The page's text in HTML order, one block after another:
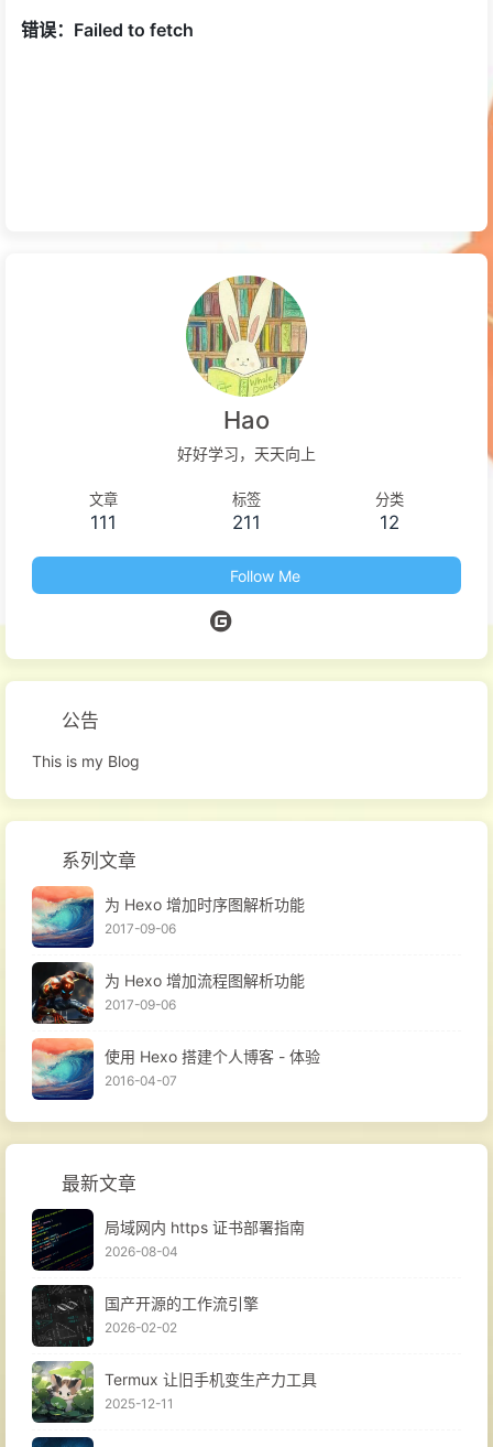
Hao
好好学习，天天向上
文章
111
标签
211
分类
12
Follow Me
公告
This is my Blog
系列文章
为 Hexo 增加时序图解析功能
2017-09-06
为 Hexo 增加流程图解析功能
2017-09-06
使用 Hexo 搭建个人博客 - 体验
2016-04-07
最新文章
局域网内 https 证书部署指南
2026-08-04
国产开源的工作流引擎
2026-02-02
Termux 让旧手机变生产力工具
2025-12-11